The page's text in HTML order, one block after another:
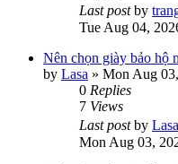
Last postby
Tue Aug 04,
Nên chọn giày bảo hộ
by Lasa » Mon Aug
0 Replies
7 Views
Last postby Lasa
Mon Aug 03,